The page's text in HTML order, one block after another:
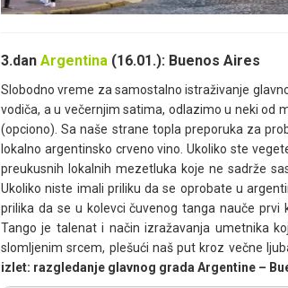
kafeima gde se tokom šetnje mogu videti
Izlet obuhvata:
Izlet se realizuje iz mesta:Buenos Aires
3.dan Argentina (16.01.): Buenos Aires
Slobodno vreme za samostalno istraživanje
vodiča, a u večernjim satima, odlazimo u neki od
(opciono). Sa naše strane topla preporuka za
lokalno argentinsko crveno vino. Ukoliko ste
preukusnih lokalnih mezetluka koje ne sadrže
Ukoliko niste imali priliku da se oprobate u
prilika da se u kolevci čuvenog tanga nauče
Tango je talenat i način izražavanja umetnika
slomljenim srcem, plešući naš put kroz večne
izlet: razgledanje glavnog grada Argentine –